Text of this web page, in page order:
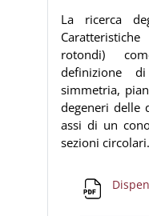
La ricerca
rotondi)
definizione
simmetria,
degeneri delle
assi di un
sezioni circolari.